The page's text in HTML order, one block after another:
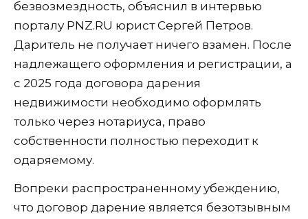
безвозмездность, объяснил в интервью
порталу PNZ.RU юрист Сергей Петров.
Даритель не получает ничего взамен. После
надлежащего оформления и регистрации, а
с 2025 года договора дарения
недвижимости необходимо оформлять
только через нотариуса, право
собственности полностью переходит к
одаряемому.
Вопреки распространенному убеждению,
что договор дарение является безотзывным